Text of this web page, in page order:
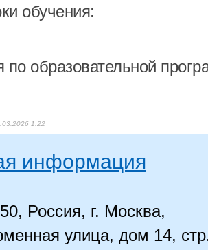
обучения:
образовательной
1:22
информация
Россия, г. Москва,
улица, дом 14,